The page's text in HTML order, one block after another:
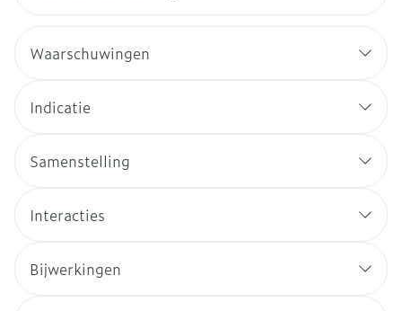
Waarschuwingen
Indicatie
Samenstelling
Interacties
Bijwerkingen